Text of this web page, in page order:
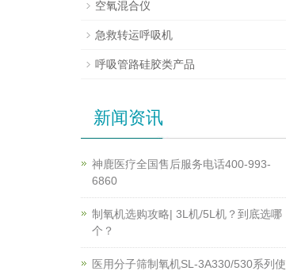
空氧混合仪
急救转运呼吸机
呼吸管路硅胶类产品
新闻资讯
神鹿医疗全国售后服务电话400-993-
6860
制氧机选购攻略| 3L机/5L机？到底选哪
个？
医用分子筛制氧机SL-3A330/530系列使